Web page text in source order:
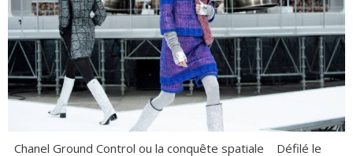
Chanel Ground Control ou la conquête spatiale Défilé le